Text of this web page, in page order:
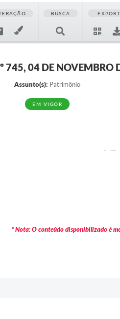
BUSCA
745, 04 DE NOVEMBRO
Assunto(s): Patrimônio
EM VIGOR
* Nota: O conteúdo disponibilizado é